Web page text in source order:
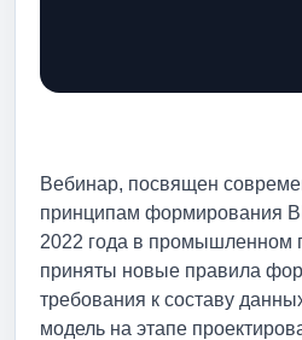
Вебинар, посвящен
принципам формирования
2022 года в промышленном
приняты новые правила
требования к составу
модель на этапе